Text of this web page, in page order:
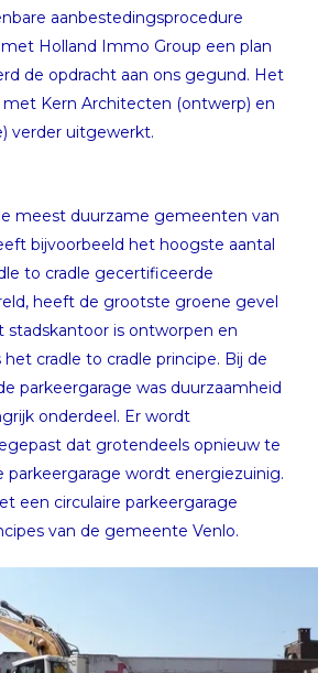
aanbestedingsprocedure
Holland Immo Group een plan
de opdracht aan ons gegund. Het
met Kern Architecten (ontwerp) en
verder uitgewerkt.
meest duurzame gemeenten van
bijvoorbeeld het hoogste aantal
to cradle gecertificeerde
heeft de grootste groene gevel
stadskantoor is ontworpen en
cradle to cradle principe. Bij de
parkeergarage was duurzaamheid
onderdeel. Er wordt
dat grotendeels opnieuw te
parkeergarage wordt energiezuinig.
een circulaire parkeergarage
van de gemeente Venlo.